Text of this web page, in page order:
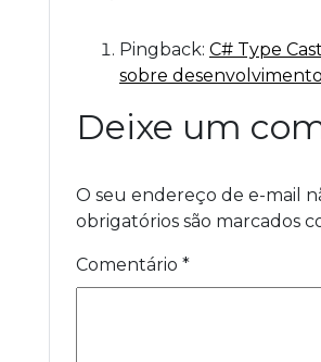
Pingback: C# Type
sobre
Deixe um
O seu endereço de e-mail
obrigatórios são marcados
Comentário *